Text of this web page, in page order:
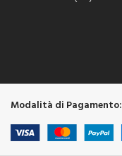
Modalità di Pagamento: